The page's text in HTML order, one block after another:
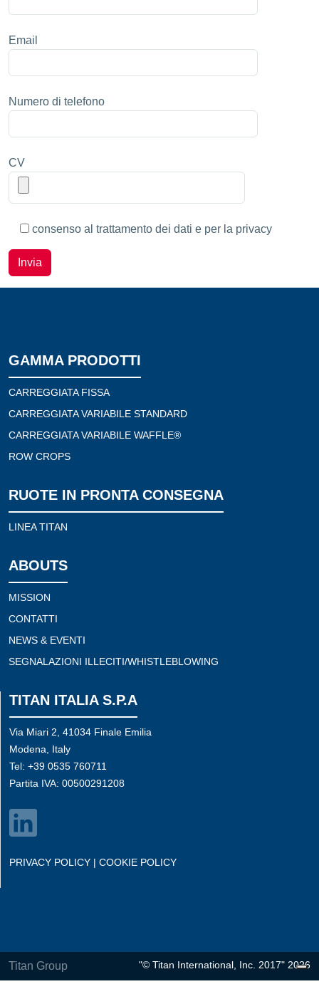
Email
Numero di telefono
CV
consenso al trattamento dei dati e per la privacy
GAMMA PRODOTTI
CARREGGIATA FISSA
CARREGGIATA VARIABILE STANDARD
CARREGGIATA VARIABILE WAFFLE®
ROW CROPS
RUOTE IN PRONTA CONSEGNA
LINEA TITAN
ABOUTS
MISSION
CONTATTI
NEWS & EVENTI
SEGNALAZIONI ILLECITI/WHISTLEBLOWING
TITAN ITALIA S.P.A
Via Miari 2, 41034 Finale Emilia
Modena, Italy
Tel: +39 0535 760711
Partita IVA: 00500291208
PRIVACY POLICY | COOKIE POLICY
Titan Group "© Titan International, Inc. 2017" 2026